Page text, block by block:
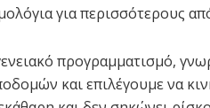
για περισσότερους
προγραμματισμό,
και επιλέγουμε να